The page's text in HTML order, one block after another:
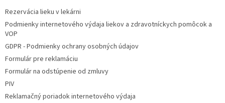
Rezervácia lieku v lekárni
Podmienky internetového výdaja liekov a zdravotníckych pomôcok a
VOP
GDPR - Podmienky ochrany osobných údajov
Formulár pre reklamáciu
Formulár na odstúpenie od zmluvy
PIV
Reklamačný poriadok internetového výdaja